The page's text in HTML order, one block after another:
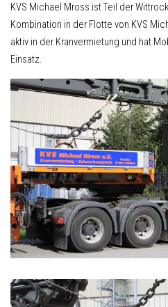
KVS Michael Mross ist Teil der
Kombination in der Flotte von KVS
aktiv in der Kranvermietung und hat
Einsatz.